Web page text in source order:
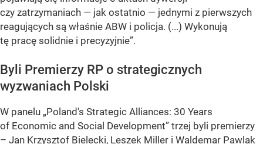
czy zatrzymaniach — jak ostatnio — jednymi z pierwszych
reagujących są właśnie ABW i policja. (...) Wykonują
tę pracę solidnie i precyzyjnie”.
Byli Premierzy RP o strategicznych
wyzwaniach Polski
W panelu „Poland's Strategic Alliances: 30 Years
of Economic and Social Development” trzej byli premierzy
– Jan Krzysztof Bielecki, Leszek Miller i Waldemar Pawlak